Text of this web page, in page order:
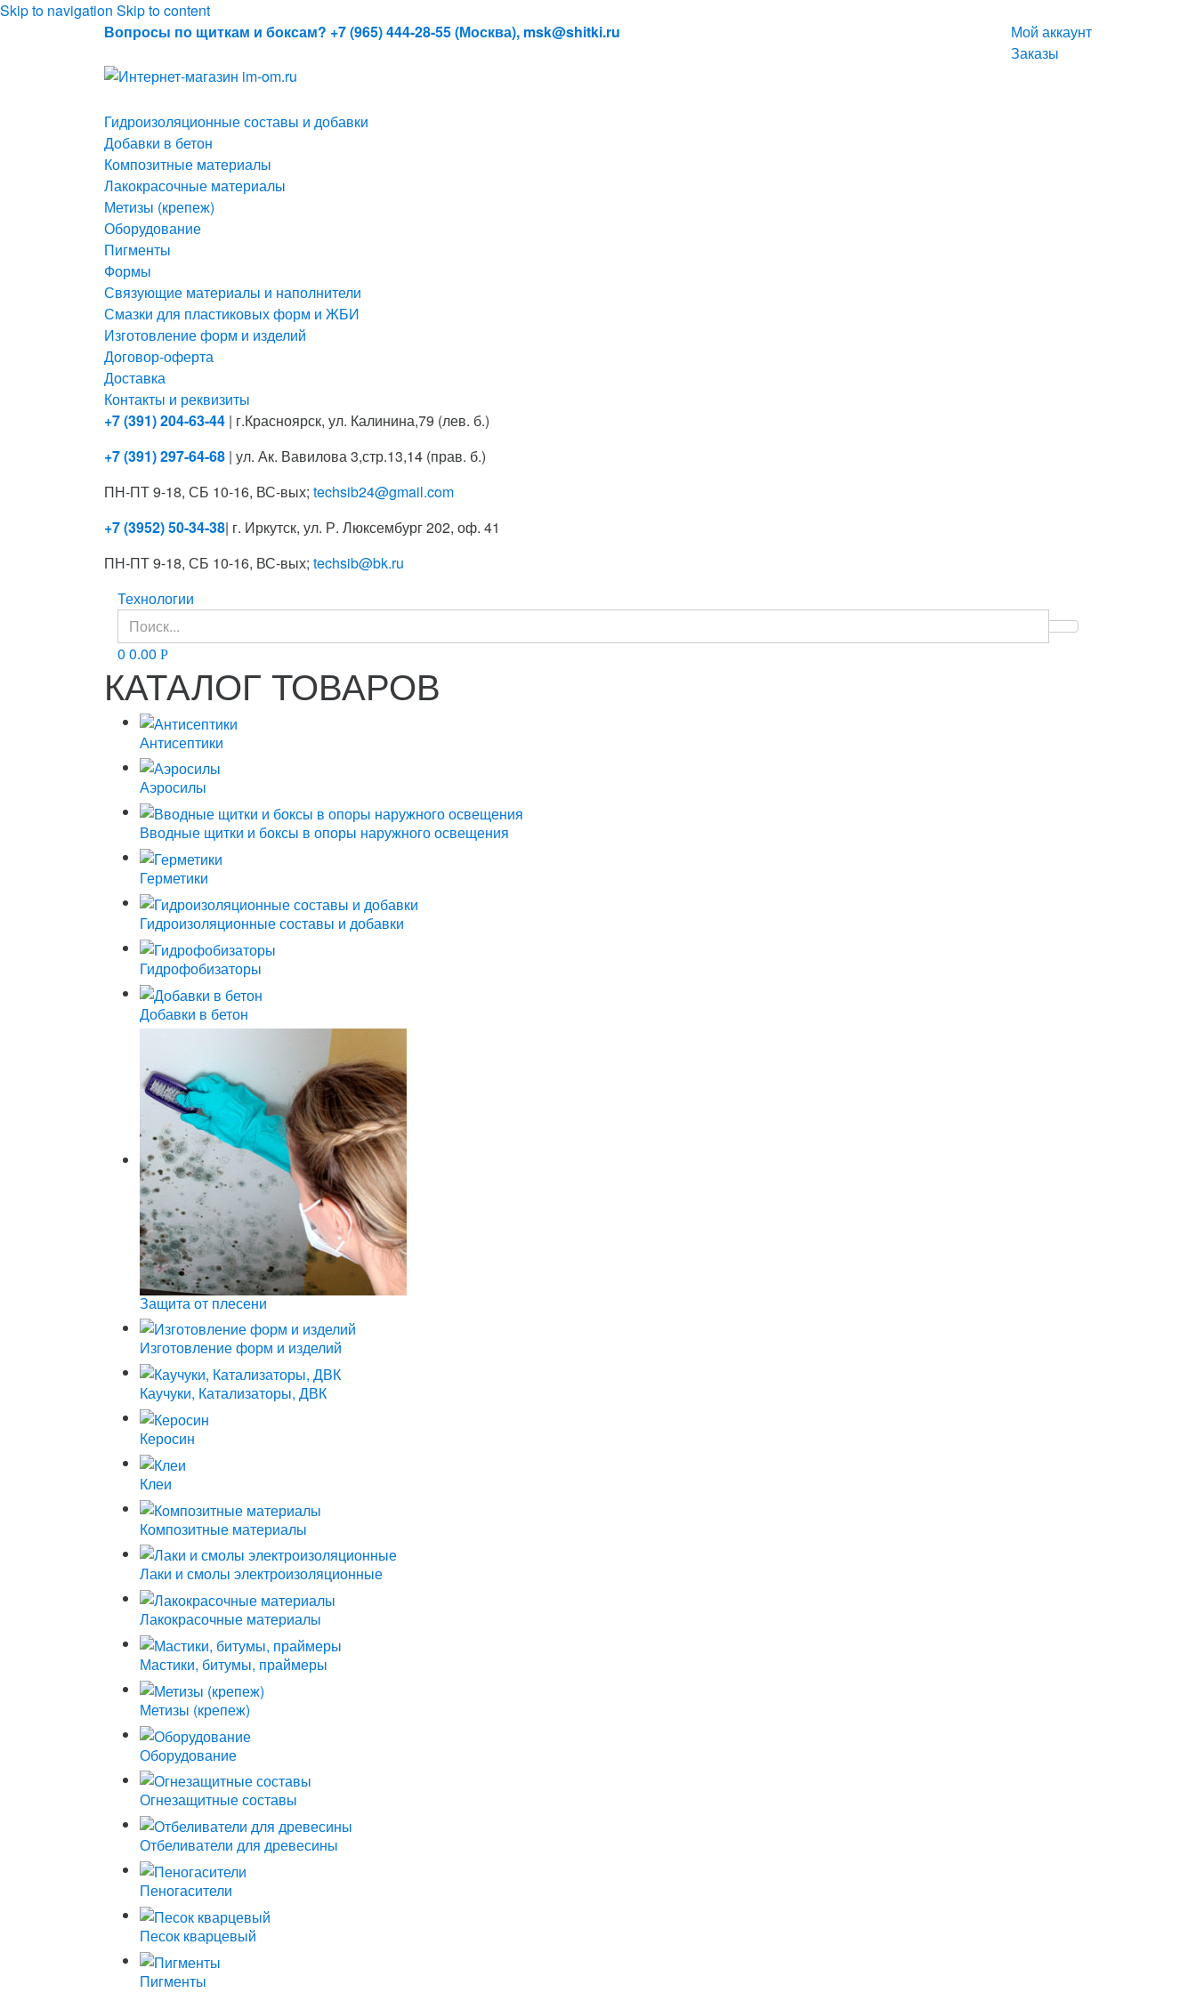
Skip to navigation Skip to content
Вопросы по щиткам и боксам? +7 (965) 444-28-55 (Москва), msk@shitki.ru
Мой аккаунт
Заказы
Гидроизоляционные составы и добавки
Добавки в бетон
Композитные материалы
Лакокрасочные материалы
Метизы (крепеж)
Оборудование
Пигменты
Формы
Связующие материалы и наполнители
Смазки для пластиковых форм и ЖБИ
Изготовление форм и изделий
Договор-оферта
Доставка
Контакты и реквизиты
+7 (391) 204-63-44 | г.Красноярск, ул. Калинина,79 (лев. б.)
+7 (391) 297-64-68 | ул. Ак. Вавилова 3,стр.13,14 (прав. б.)
ПН-ПТ 9-18, СБ 10-16, ВС-вых; techsib24@gmail.com
+7 (3952) 50-34-38| г. Иркутск, ул. Р. Люксембург 202, оф. 41
ПН-ПТ 9-18, СБ 10-16, ВС-вых; techsib@bk.ru
Технологии
Search
for:
0 0.00 Р
КАТАЛОГ ТОВАРОВ
Антисептики
Аэросилы
Вводные щитки и боксы в опоры наружного освещения
Герметики
Гидроизоляционные составы и добавки
Гидрофобизаторы
Добавки в бетон
Защита от плесени
Изготовление форм и изделий
Каучуки, Катализаторы, ДВК
Керосин
Клеи
Композитные материалы
Лаки и смолы электроизоляционные
Лакокрасочные материалы
Мастики, битумы, праймеры
Метизы (крепеж)
Оборудование
Огнезащитные составы
Отбеливатели для древесины
Пеногасители
Песок кварцевый
Пигменты